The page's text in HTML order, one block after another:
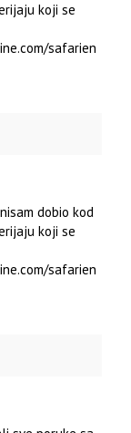
koji se
safarien
dobio kod
koji se
safarien